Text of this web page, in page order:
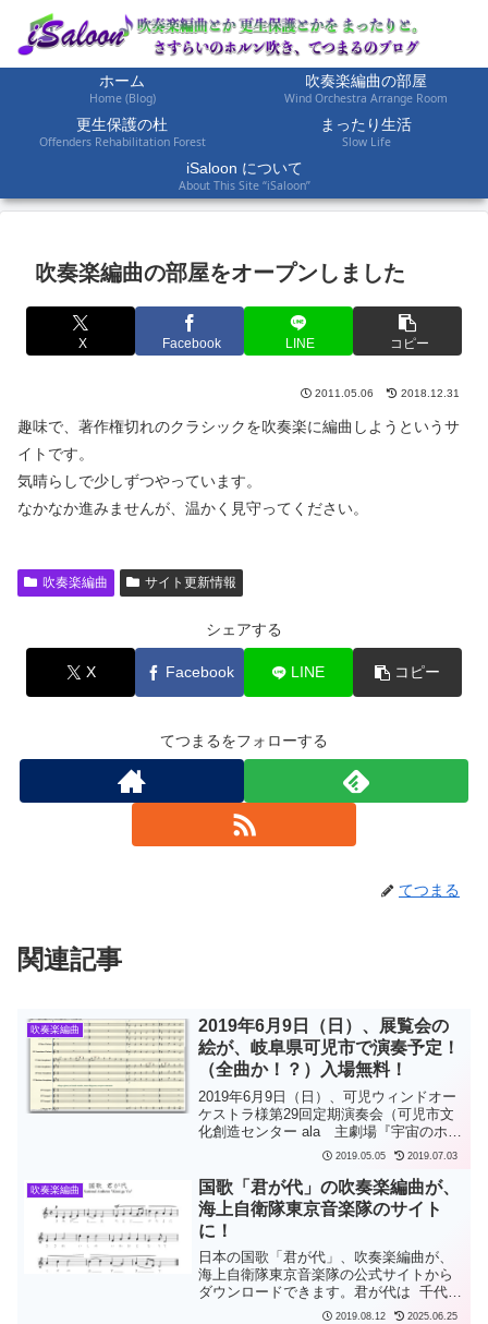
ホーム
Home (Blog)
吹奏楽編曲の部屋
Wind Orchestra Arrange Room
更生保護の杜
Offenders Rehabilitation Forest
まったり生活
Slow Life
iSaloon について
About This Site “iSaloon”
吹奏楽編曲の部屋をオープンしました
X Facebook LINE コピー
2011.05.06 2018.12.31
趣味で、著作権切れのクラシックを吹奏楽に編曲しようというサ
イトです。
気晴らしで少しずつやっています。
なかなか進みませんが、温かく見守ってください。
吹奏楽編曲 サイト更新情報
シェアする
X Facebook LINE コピー
てつまるをフォローする
てつまる
関連記事
吹奏楽編曲
2019年6月9日（日）、展覧会の
絵が、岐阜県可児市で演奏予定！
（全曲か！？）入場無料！
2019年6月9日（日）、可児ウィンドオー
ケストラ様第29回定期演奏会（可児市文
化創造センター ala 主劇場『宇宙のホー
ル』、13:30開場 14:00開演、入場無料）
（指揮：岩崎 千宏 氏）。第2部まる...
2019.05.05 2019.07.03
吹奏楽編曲
国歌「君が代」の吹奏楽編曲が、
海上自衛隊東京音楽隊のサイト
に！
日本の国歌「君が代」、吹奏楽編曲が、
海上自衛隊東京音楽隊の公式サイトから
ダウンロードできます。君が代は 千代に
八千代に さざれ石の 巖となりて 苔の
2019.08.12 2025.06.25